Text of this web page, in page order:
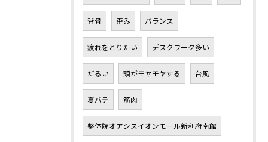
背骨 歪み バランス
疲れをとりたい デスクワーク多い
だるい 頭がモヤモヤする 台風
夏バテ 筋肉
整体院オアシスイオンモール新利府南館